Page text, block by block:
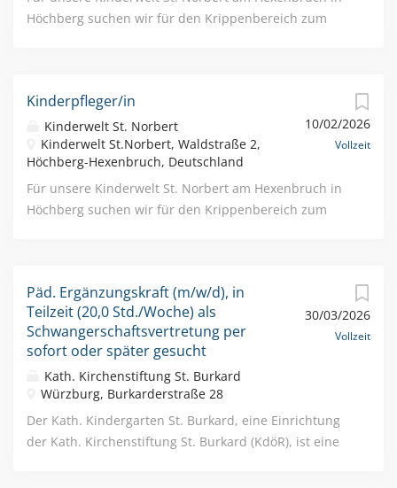
Regenerationstage sowie freie Tage am 24.12. und
Höchberg suchen wir für den Krippenbereich zum
10/02/2026
Vollzeit
Kinderpfleger/in
Kinderwelt St. Norbert
Kinderwelt St.Norbert, Waldstraße 2,
Höchberg-Hexenbruch, Deutschland
Für unsere Kinderwelt St. Norbert am Hexenbruch in
Höchberg suchen wir für den Krippenbereich zum
30/03/2026
Vollzeit
Päd. Ergänzungskraft (m/w/d), in
Teilzeit (20,0 Std./Woche) als
Schwangerschaftsvertretung per
sofort oder später gesucht
Kath. Kirchenstiftung St. Burkard
Würzburg, Burkarderstraße 28
Der Kath. Kindergarten St. Burkard, eine Einrichtung
der Kath. Kirchenstiftung St. Burkard (KdöR), ist eine